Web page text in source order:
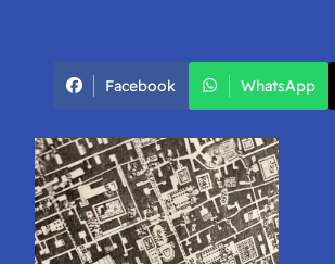
Facebook WhatsApp